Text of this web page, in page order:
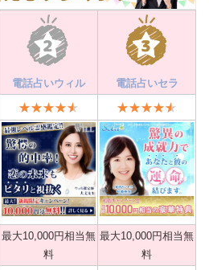
電話占いウィル
電話占いセラ
最大10,000円相当無
料
最大10,000円相当無
料